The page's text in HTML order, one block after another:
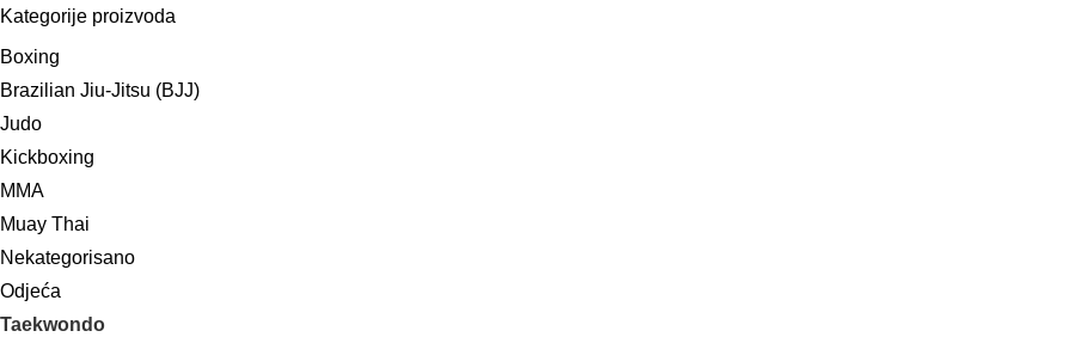
Kategorije proizvoda
Boxing
Brazilian Jiu-Jitsu (BJJ)
Judo
Kickboxing
MMA
Muay Thai
Nekategorisano
Odjeća
Taekwondo